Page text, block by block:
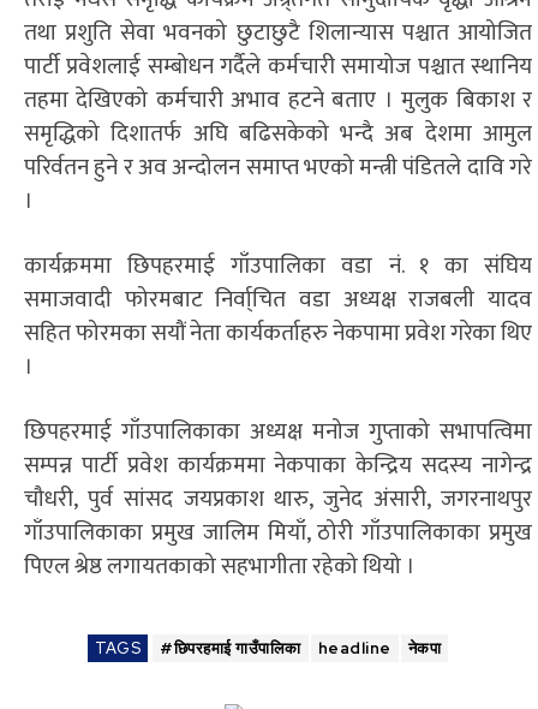
तथा प्रशुति सेवा भवनको छुटाछुटै शिलान्यास पश्चात आयोजित
पार्टी प्रवेशलाई सम्बोधन गर्दैले कर्मचारी समायोज पश्चात स्थानिय
तहमा देखिएको कर्मचारी अभाव हटने बताए । मुलुक बिकाश र
समृद्धिको दिशातर्फ अघि बढिसकेको भन्दै अब देशमा आमुल
परिर्वतन हुने र अव अन्दोलन समाप्त भएको मन्त्री पंडितले दावि गरे
।
कार्यक्रममा छिपहरमाई गाँउपालिका वडा नं. १ का संघिय
समाजवादी फोरमबाट निर्वा्चित वडा अध्यक्ष राजबली यादव
सहित फोरमका सयौं नेता कार्यकर्ताहरु नेकपामा प्रवेश गरेका थिए
।
छिपहरमाई गाँउपालिकाका अध्यक्ष मनोज गुप्ताको सभापत्विमा
सम्पन्न पार्टी प्रवेश कार्यक्रममा नेकपाका केन्द्रिय सदस्य नागेन्द्र
चौधरी, पुर्व सांसद जयप्रकाश थारु, जुनेद अंसारी, जगरनाथपुर
गाँउपालिकाका प्रमुख जालिम मियाँ, ठोरी गाँउपालिकाका प्रमुख
पिएल श्रेष्ठ लगायतकाको सहभागीता रहेको थियो ।
TAGS #छिपरहमाई गाउँपालिका headline नेकपा